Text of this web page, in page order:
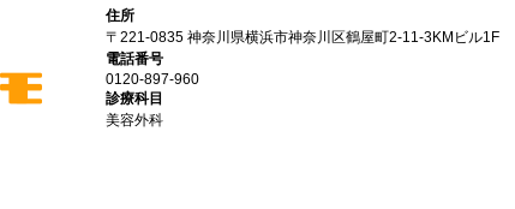
住所
〒221-0835 神奈川県横浜市神奈川区鶴屋町2-11-3KMビル1F
電話番号
0120-897-960
診療科目
美容外科